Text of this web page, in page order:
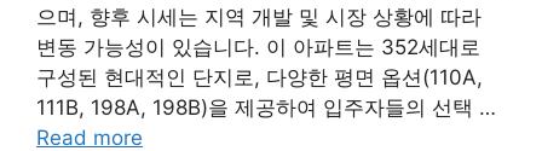
으며, 향후 시세는 지역 개발 및 시장 상황에 따라
변동 가능성이 있습니다. 이 아파트는 352세대로
구성된 현대적인 단지로, 다양한 평면 옵션(110A,
111B, 198A, 198B)을 제공하여 입주자들의 선택 …
Read more